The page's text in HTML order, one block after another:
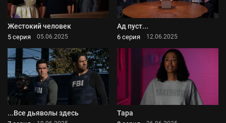
Жестокий человек
5 серия 05.06.2025
Ад пуст...
6 серия 12.06.2025
...Все дьяволы здесь Тара